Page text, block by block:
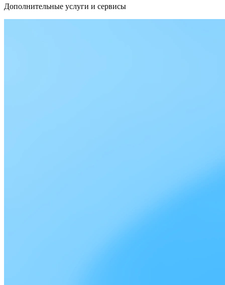
Дополнительные услуги и сервисы